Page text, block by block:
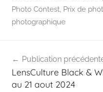
Photo Contest, Prix de
photographique
de
l’article
Publication
LensCulture Black &
au 21 aout 2024